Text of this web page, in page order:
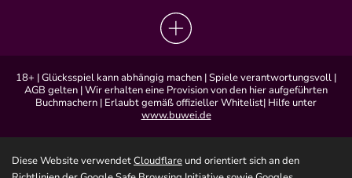
18+ | Glücksspiel kann abhängig machen | Spiele verantwortungsvoll |
AGB gelten | Wir erhalten eine Provision von den hier aufgeführten
Buchmachern | Erlaubt gemäß offizieller Whitelist| Hilfe unter
www.buwei.de
Diese Website verwendetCloudflare und orientiert sich an den